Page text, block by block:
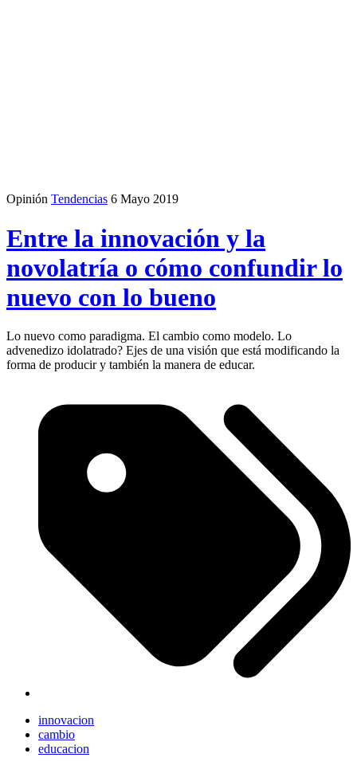
Opinión Tendencias 6 Mayo 2019
Entre la innovación y la
novolatría o cómo confundir lo
nuevo con lo bueno
Lo nuevo como paradigma. El cambio como modelo. Lo
advenedizo idolatrado? Ejes de una visión que está modificando la
forma de producir y también la manera de educar.
innovacion
cambio
educacion